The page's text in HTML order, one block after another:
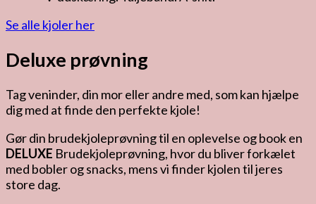
Se alle kjoler her
Deluxe prøvning
Tag veninder, din mor eller andre med, som kan hjælpe
dig med at finde den perfekte kjole!
Gør din brudekjoleprøvning til en oplevelse og book en
DELUXE Brudekjoleprøvning, hvor du bliver forkælet
med bobler og snacks, mens vi finder kjolen til jeres
store dag.